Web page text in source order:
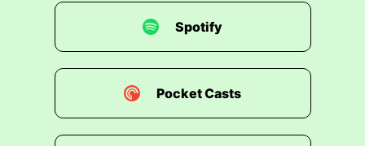
Spotify
Pocket Casts